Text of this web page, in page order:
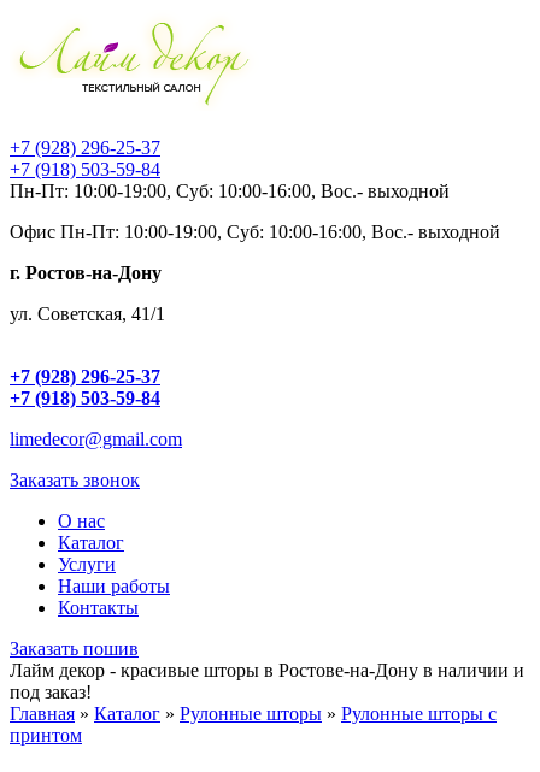
+7 (928) 296-25-37
+7 (918) 503-59-84
Пн-Пт: 10:00-19:00, Суб: 10:00-16:00, Вос.- выходной
Офис Пн-Пт: 10:00-19:00, Суб: 10:00-16:00, Вос.- выходной
г. Ростов-на-Дону
ул. Советская, 41/1
+7 (928) 296-25-37
+7 (918) 503-59-84
limedecor@gmail.com
Заказать звонок
О нас
Каталог
Услуги
Наши работы
Контакты
Заказать пошив
Лайм декор - красивые шторы в Ростове-на-Дону в наличии и
под заказ!
Главная » Каталог » Рулонные шторы » Рулонные шторы с
принтом